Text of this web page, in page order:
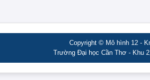
Copyright © Mô hình 12 -
Trường Đại học Cần Thơ - Khu